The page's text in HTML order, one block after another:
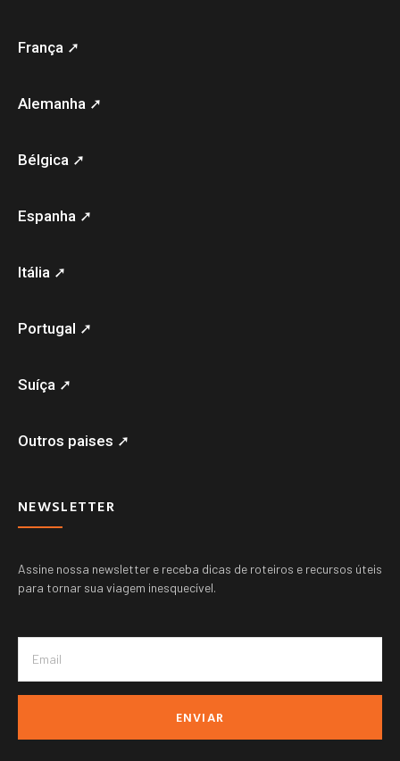
França ➚
Alemanha ➚
Bélgica ➚
Espanha ➚
Itália ➚
Portugal ➚
Suíça ➚
Outros paises ➚
NEWSLETTER
Assine nossa newsletter e receba dicas de roteiros e recursos úteis
para tornar sua viagem inesquecível.
ENVIAR